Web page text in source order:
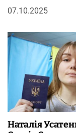
07.10.2025
Наталія